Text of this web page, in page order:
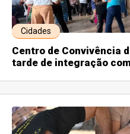
Cidades
Centro de Convivência
tarde de integração